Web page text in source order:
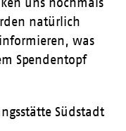
uns nochmals
natürlich
was
Spendentopf
Südstadt